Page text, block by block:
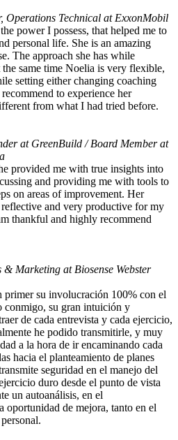
Operations Technical at ExxonMobil
power I possess, that helped me to
personal life. She is an amazing
The approach she has while
same time Noelia is very flexible,
setting either changing coaching
to experience her
from what I had tried before.
at GreenBuild / Board Member at
provided me with true insights into
and providing me with tools to
on areas of improvement. Her
and very productive for my
thankful and highly recommend
& Marketing at Biosense Webster
primer su involucración 100% con el
conmigo, su gran intuición y
de cada entrevista y cada ejercicio,
he podido transmitirle, y muy
a la hora de ir encaminando cada
hacia el planteamiento de planes
seguridad en el manejo del
duro desde el punto de vista
un autoanálisis, en el
oportunidad de mejora, tanto en el